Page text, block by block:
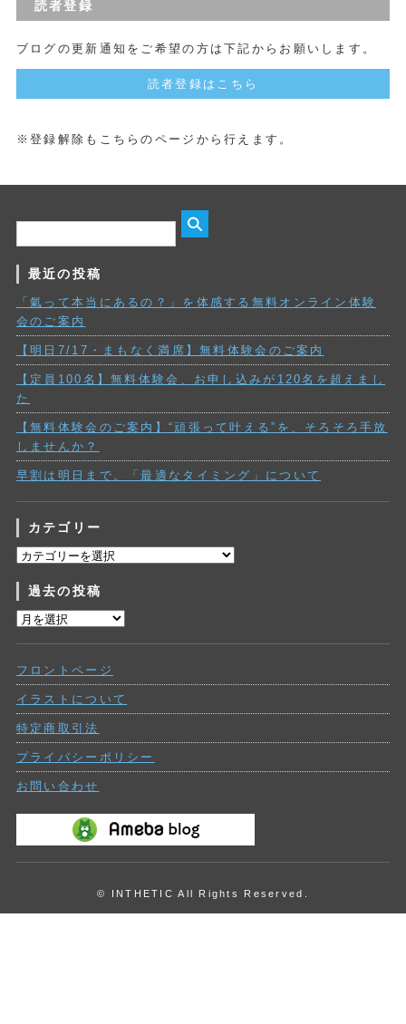
読者登録
ブログの更新通知をご希望の方は下記からお願いします。
読者登録はこちら
※登録解除もこちらのページから行えます。
最近の投稿
「氣って本当にあるの？」を体感する無料オンライン体験
会のご案内
【明日7/17・まもなく満席】無料体験会のご案内
【定員100名】無料体験会、お申し込みが120名を超えまし
た
【無料体験会のご案内】“頑張って叶える”を、そろそろ手放
しませんか？
早割は明日まで。「最適なタイミング」について
カテゴリー
カ
ゴ
リ
ー
過去の投稿
過
投
稿
フロントページ
イラストについて
特定商取引法
プライバシーポリシー
お問い合わせ
© INTHETIC All Rights Reserved.